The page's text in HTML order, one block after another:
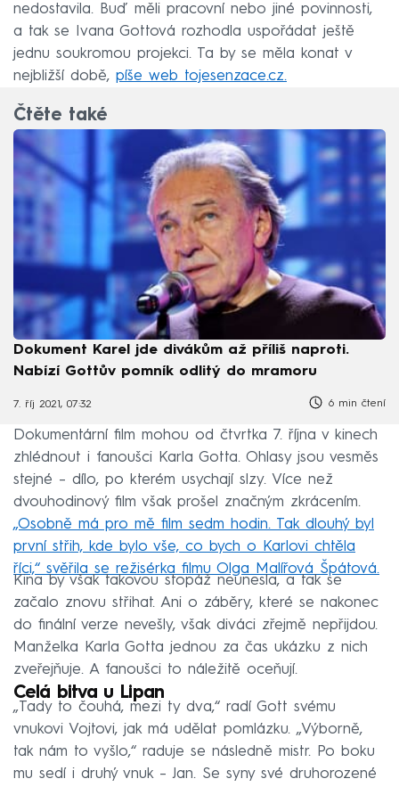
nedostavila. Buď měli pracovní nebo jiné povinnosti,
a tak se Ivana Gottová rozhodla uspořádat ještě
jednu soukromou projekci. Ta by se měla konat v
nejbližší době, píše web tojesenzace.cz.
Čtěte také
Dokument Karel jde divákům až příliš naproti.
Nabízí Gottův pomník odlitý do mramoru
7. říj 2021, 07:32 6 min čtení
Dokumentární film mohou od čtvrtka 7. října v kinech
zhlédnout i fanoušci Karla Gotta. Ohlasy jsou vesměs
stejné – dílo, po kterém usychají slzy. Více než
dvouhodinový film však prošel značným zkrácením.
„Osobně má pro mě film sedm hodin. Tak dlouhý byl
první střih, kde bylo vše, co bych o Karlovi chtěla
říci,“ svěřila se režisérka filmu Olga Malířová Špátová.
Kina by však takovou stopáž neunesla, a tak se
začalo znovu střihat. Ani o záběry, které se nakonec
do finální verze nevešly, však diváci zřejmě nepřijdou.
Manželka Karla Gotta jednou za čas ukázku z nich
zveřejňuje. A fanoušci to náležitě oceňují.
Celá bitva u Lipan
„Tady to čouhá, mezi ty dva,“ radí Gott svému
vnukovi Vojtovi, jak má udělat pomlázku. „Výborně,
tak nám to vyšlo,“ raduje se následně mistr. Po boku
mu sedí i druhý vnuk – Jan. Se syny své druhorozené